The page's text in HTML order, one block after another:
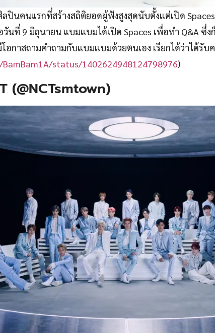
ลปินคนแรกที่สร้างสถิติยอดผู้ฟังสูงสุดนับตั้งแต่เปิด
วันที่ 9 มิถุนายน แบมแบมได้เปิด Spaces เพื่อทำ Q&A ซึ่
อกาสถามคำถามกับแบมแบมด้วยตนเอง เรียกได้ว่าได้รั
status/1402624948124798976)
(@NCTsmtown)